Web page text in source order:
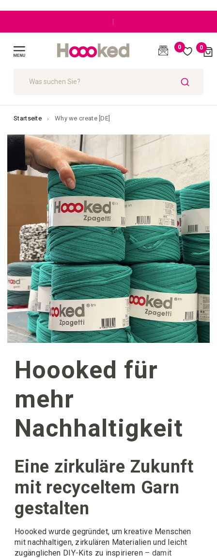
|
0 0Cart
Startseite Why we create [DE]
Hoooked für
mehr
Nachhaltigkeit
Eine zirkuläre Zukunft
mit recyceltem Garn
gestalten
Hoooked wurde gegründet, um kreative Menschen
mit nachhaltigen, zirkulären Materialien und leicht
zugänglichen DIY-Kits zu inspirieren – damit